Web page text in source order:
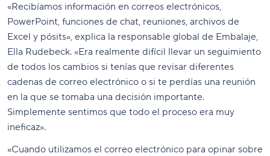
«Recibíamos información en correos electrónicos,
PowerPoint, funciones de chat, reuniones, archivos de
Excel y pósits», explica la responsable global de Embalaje,
Ella Rudebeck. «Era realmente difícil llevar un seguimiento
de todos los cambios si tenías que revisar diferentes
cadenas de correo electrónico o si te perdías una reunión
en la que se tomaba una decisión importante.
Simplemente sentimos que todo el proceso era muy
ineficaz».
«Cuando utilizamos el correo electrónico para opinar sobre